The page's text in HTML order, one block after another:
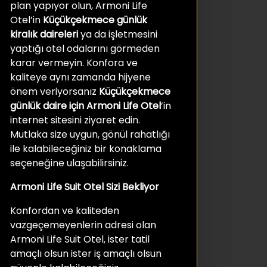
plan yapıyor olun, Armoni Life
Otel’in Küçükçekmece günlük
kiralık daireleriya da işletmesini
yaptığı otel odalarını görmeden
karar vermeyin. Konfora ve
kaliteye aynı zamanda hijyene
önem veriyorsanız Küçükçekmece
günlük daire için Armoni Life Otel’in
internet sitesini ziyaret edin.
Mutlaka size uygun, gönül rahatlığı
ile kalabileceğiniz bir konaklama
seçeneğine ulaşabilirsiniz.
Armoni Life Suit Otel Sizi Bekliyor
Konfordan ve kaliteden
vazgeçemeyenlerin adresi olan
Armoni Life Suit Otel, ister tatil
amaçlı olsun ister iş amaçlı olsun